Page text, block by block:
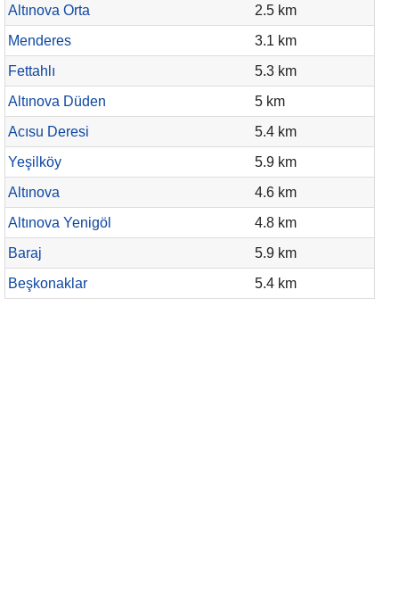
Altınova Orta
2.5 km
Menderes
3.1 km
Fettahlı
5.3 km
Altınova Düden
5 km
Acısu Deresi
5.4 km
Yeşilköy
5.9 km
Altınova
4.6 km
Altınova Yenigöl
4.8 km
Baraj
5.9 km
Beşkonaklar
5.4 km